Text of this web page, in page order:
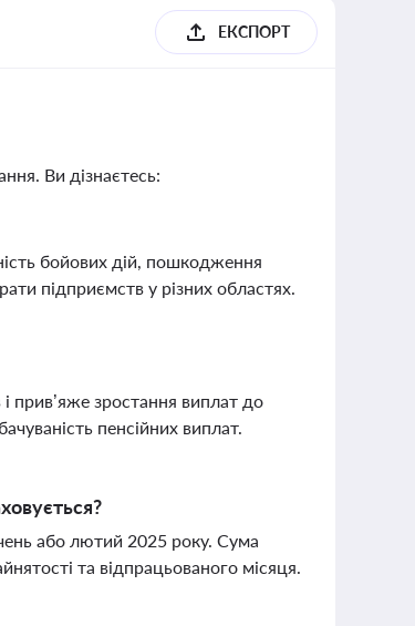
ЕКСПОРТ
Ви дізнаєтесь:
бойових дій, пошкодження
підприємств у різних областях.
і прив’яже зростання виплат до
пенсійних виплат.
або лютий 2025 року. Сума
та відпрацьованого місяця.